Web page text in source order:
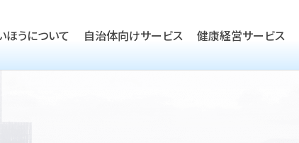
ほうについて 自治体向けサービス 健康経営サービス